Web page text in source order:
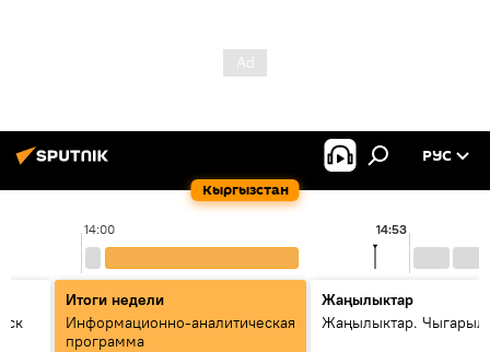
Кыргызстан
РУС
14:00 14:53
Итоги недели
Информационно-аналитическая
программа
Жаңылыктар
Жаңылыктар.